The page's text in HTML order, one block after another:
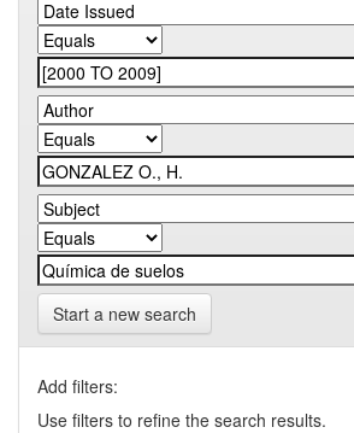
Start a new search
Add filters:
Use filters to refine the search results.